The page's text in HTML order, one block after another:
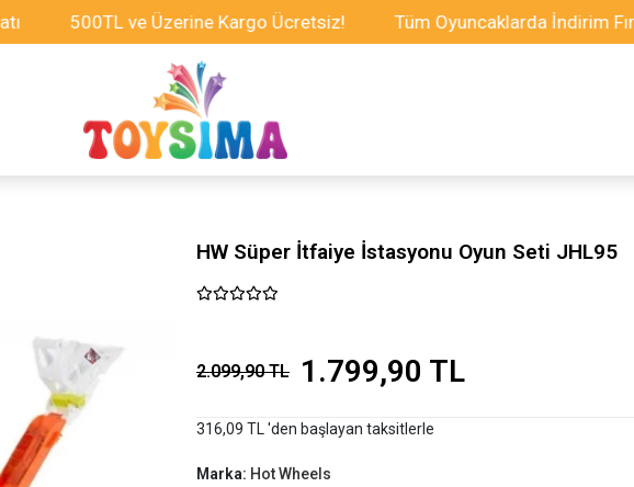
500TL ve Üzerine Kargo Ücretsiz! Tüm Oyuncaklarda İndirim Fırsatı
HW Süper İtfaiye İstasyonu Oyun Seti JHL95
2.099,90 TL 1.799,90 TL
316,09 TL 'den başlayan taksitlerle
Marka: Hot Wheels